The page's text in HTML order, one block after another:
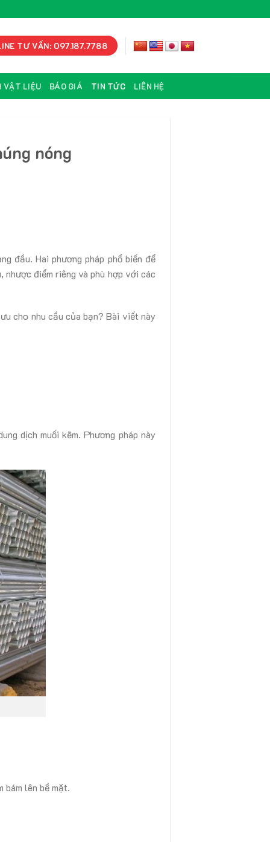
TƯ VẤN: 097.187.7788
VẬT LIỆU BÁO GIÁ TIN TỨC LIÊN HỆ
nóng
đầu. Hai phương pháp phổ biến để
nhược điểm riêng và phù hợp với các
cho nhu cầu của bạn? Bài viết này
dịch muối kẽm. Phương pháp này
bám lên bề mặt.